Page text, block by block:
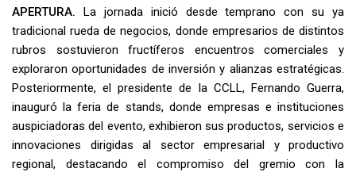
APERTURA. La jornada inició desde temprano con su ya
tradicional rueda de negocios, donde empresarios de distintos
rubros sostuvieron fructíferos encuentros comerciales y
exploraron oportunidades de inversión y alianzas estratégicas.
Posteriormente, el presidente de la CCLL, Fernando Guerra,
inauguró la feria de stands, donde empresas e instituciones
auspiciadoras del evento, exhibieron sus productos, servicios e
innovaciones dirigidas al sector empresarial y productivo
regional, destacando el compromiso del gremio con la